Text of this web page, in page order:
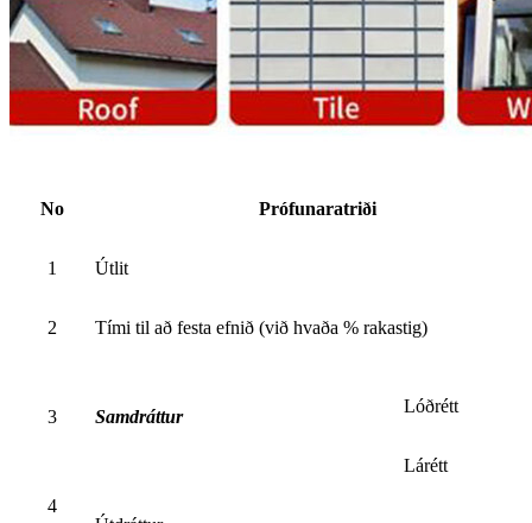
No Prófunaratriði
1 Útlit
2 Tími til að festa efnið (við hvaða % rakastig)
3 Samdráttur
Lóðrétt
Lárétt
4